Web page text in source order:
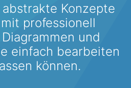
Konzepte
professionell
Diagrammen und
einfach bearbeiten
können.